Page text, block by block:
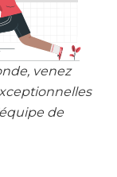
venez
de